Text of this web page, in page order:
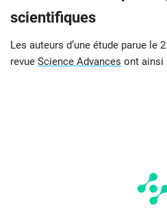
scientifiques
Les auteurs d’une étude parue le
revue Science Advances ont ainsi